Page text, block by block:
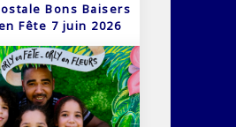
Bons Baisers
Fête 7 juin 2026